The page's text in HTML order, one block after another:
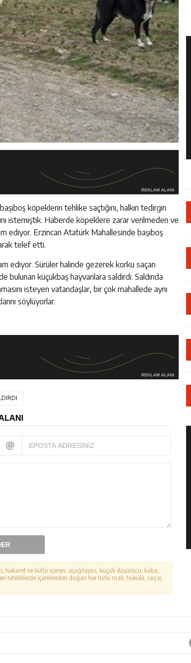
köpeklerin tehlike saçtığını, halkın tedirgin
istemiştik. Haberde köpeklere zarar verilmeden ve
ediyor. Erzincan Atatürk Mahallesinde başıboş
telef etti.
ediyor. Sürüler halinde gezerek korku saçan
küçükbaş hayvanlara saldırdı. Saldırıda
isteyen vatandaşlar, bir çok mahallede aynı
söylüyorlar.
hakaret ve küfür içeren, aşağılayıcı, küçük düşürücü, kaba,
niteliklerde içeriklerden doğan her türlü mali, hukuki, cezai,